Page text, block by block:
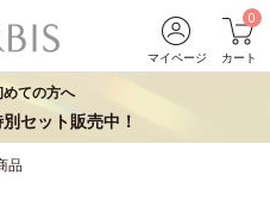
マイページ
0
カート
ての方へ
セット販売中！
品